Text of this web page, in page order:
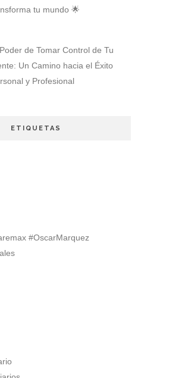
tu mundo 🌟
de Tomar Control de Tu
Un Camino hacia el Éxito
y Profesional
ETIQUETAS
#OscarMarquez